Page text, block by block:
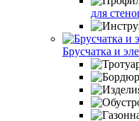
для
Брусчатка и